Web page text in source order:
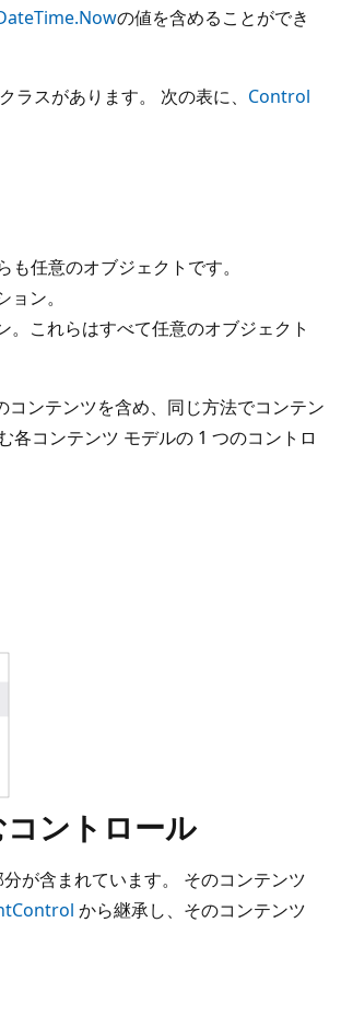
の値を含めることができ
スがあります。 次の表に、 Control
任意のオブジェクトです。
ン。
。これらはすべて任意のオブジェクト
ンテンツを含め、同じ方法でコンテン
各コンテンツ モデルの 1 つのコントロ
ントロール
が含まれています。 そのコンテンツ
から継承し、そのコンテンツ